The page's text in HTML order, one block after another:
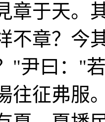
章于天。
不章？今
"尹曰："
往征弗服